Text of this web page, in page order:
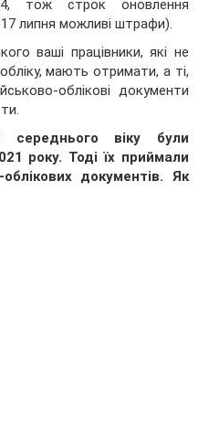
тож строк оновлення
17 липня можливі штрафи).
ваші працівники, які не
мають отримати, а ті,
облікові документи
середнього віку були
року. Тоді їх приймали
документів. Як